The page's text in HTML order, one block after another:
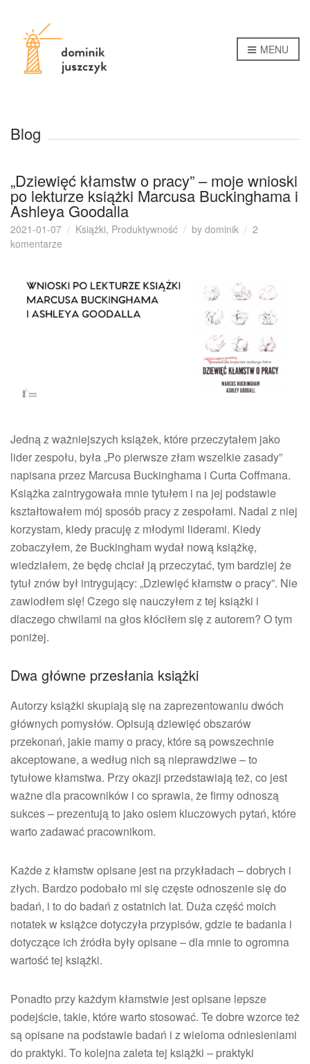
MENU
Blog
„Dziewięć kłamstw o pracy” – moje wnioski
po lekturze książki Marcusa Buckinghama i
Ashleya Goodalla
2021-01-07 Książki, Produktywność by dominik
2
komentarze
o
pracy”
–
Ashleya
Goodalla
Jedną z ważniejszych książek, które przeczytałem jako
lider zespołu, była „Po pierwsze złam wszelkie zasady”
napisana przez Marcusa Buckinghama i Curta Coffmana.
Książka zaintrygowała mnie tytułem i na jej podstawie
kształtowałem mój sposób pracy z zespołami. Nadal z niej
korzystam, kiedy pracuję z młodymi liderami. Kiedy
zobaczyłem, że Buckingham wydał nową książkę,
wiedziałem, że będę chciał ją przeczytać, tym bardziej że
tytuł znów był intrygujący: „Dziewięć kłamstw o pracy”. Nie
zawiodłem się! Czego się nauczyłem z tej książki i
dlaczego chwilami na głos kłóciłem się z autorem? O tym
poniżej.
Dwa główne przesłania książki
Autorzy książki skupiają się na zaprezentowaniu dwóch
głównych pomysłów. Opisują dziewięć obszarów
przekonań, jakie mamy o pracy, które są powszechnie
akceptowane, a według nich są nieprawdziwe – to
tytułowe kłamstwa. Przy okazji przedstawiają też, co jest
ważne dla pracowników i co sprawia, że firmy odnoszą
sukces – prezentują to jako osiem kluczowych pytań, które
warto zadawać pracownikom.
Każde z kłamstw opisane jest na przykładach – dobrych i
złych. Bardzo podobało mi się częste odnoszenie się do
badań, i to do badań z ostatnich lat. Duża część moich
notatek w książce dotyczyła przypisów, gdzie te badania i
dotyczące ich źródła były opisane – dla mnie to ogromna
wartość tej książki.
Ponadto przy każdym kłamstwie jest opisane lepsze
podejście, takie, które warto stosować. Te dobre wzorce też
są opisane na podstawie badań i z wieloma odniesieniami
do praktyki. To kolejna zaleta tej książki – praktyki